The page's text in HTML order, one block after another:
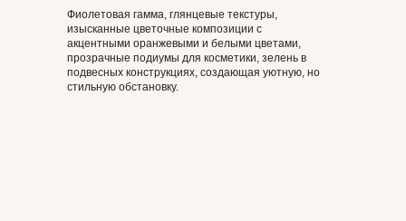
Фиолетовая гамма, глянцевые текстуры,
изысканные цветочные композиции с
акцентными оранжевыми и белыми цветами,
прозрачные подиумы для косметики, зелень в
подвесных конструкциях, создающая уютную, но
стильную обстановку.
протестировать косметику и обсудить
новинки в бьюти-индустрии.